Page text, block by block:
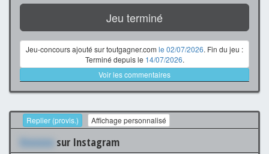
Jeu terminé
Jeu-concours ajouté sur toutgagner.com le 02/07/2026. Fin du jeu :
Terminé depuis le 14/07/2026.
Voir les commentaires
Replier (provis.) Affichage personnalisé
Xxxxxxx sur Instagram